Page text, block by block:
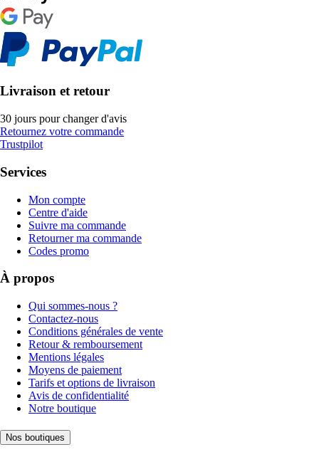
Livraison et retour
30 jours pour changer d'avis
Retournez votre commande
Trustpilot
Services
Mon compte
Centre d'aide
Suivre ma commande
Retourner ma commande
Codes promo
À propos
Qui sommes-nous ?
Contactez-nous
Conditions générales de vente
Retour & remboursement
Mentions légales
Moyens de paiement
Tarifs et options de livraison
Avis de confidentialité
Notre boutique
Nos boutiques